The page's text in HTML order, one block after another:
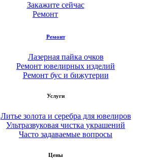
Закажите сейчас
Ремонт
Ремонт
Лазерная пайка очков
Ремонт ювелирных изделий
Ремонт бус и бижутерии
Услуги
Литье золота и серебра для ювелиров
Ультразвуковая чистка украшений
Часто задаваемые вопросы
Цены